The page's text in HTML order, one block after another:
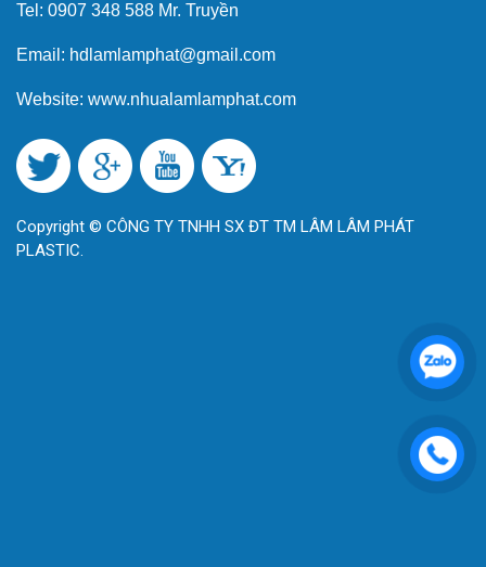
Tel: 0907 348 588 Mr. Truyền
Email: hdlamlamphat@gmail.com
Website: www.nhualamlamphat.com
Copyright © CÔNG TY TNHH SX ĐT TM LÂM LÂM PHÁT
PLASTIC.